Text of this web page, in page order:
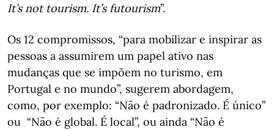
It’s not tourism. It’s futourism”.
Os 12 compromissos, “para mobilizar e inspirar as
pessoas a assumirem um papel ativo nas
mudanças que se impõem no turismo, em
Portugal e no mundo”, sugerem abordagem,
como, por exemplo: “Não é padronizado. É único”
ou “Não é global. É local”, ou ainda “Não é